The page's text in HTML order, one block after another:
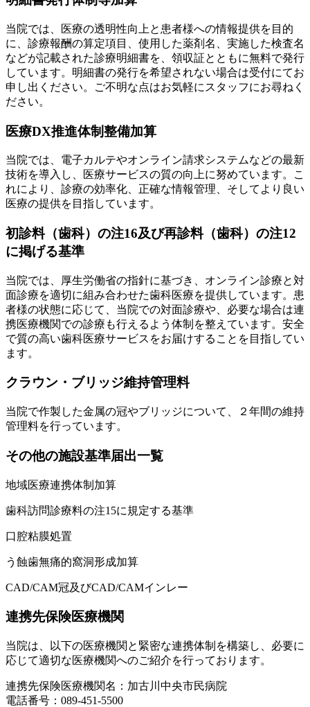
当院では、医療の透明性向上と患者様への情報提供を目的
に、診療報酬の算定項目、使用した薬剤名、実施した検査名
などが記載された診療明細書を、領収証とともに無料で発行
しています。明細書の発行を希望されない場合は受付にてお
申し出ください。ご不明な点はお気軽にスタッフにお尋ねく
ださい。
医療DX推進体制整備加算
当院では、電子カルテやオンライン請求システムなどの最新
技術を導入し、医療サービスの質の向上に努めています。こ
れにより、診療の効率化、正確な情報管理、そしてより良い
医療の提供を目指しています。
初診料（歯科）の注16及び再診料（歯科）の注12
に掲げる基準
当院では、厚生労働省の指針に基づき、オンライン診療と対
面診療を適切に組み合わせた歯科医療を提供しています。患
者様の状態に応じて、当院での対面診療や、必要な場合は連
携医療機関での診療も行えるよう体制を整えています。安全
で質の高い歯科医療サービスをお届けすることを目指してい
ます。
クラウン・ブリッジ維持管理料
当院で作製した金属の冠やブリッジについて、２年間の維持
管理料を行っています。
その他の施設基準届出一覧
地域医療連携体制加算
歯科訪問診療料の注15に規定する基準
口腔粘膜処置
う蝕歯無痛的窩洞形成加算
CAD/CAM冠及びCAD/CAMインレー
連携先保険医療機関
当院は、以下の医療機関と緊密な連携体制を構築し、必要に
応じて適切な医療機関へのご紹介を行っております。
連携先保険医療機関名：加古川中央市民病院
電話番号：089-451-5500